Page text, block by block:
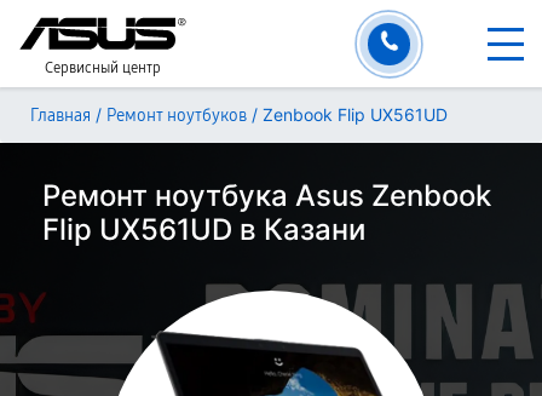
Сервисный центр
Главная / Ремонт ноутбуков / Zenbook Flip UX561UD
Ремонт ноутбука Asus Zenbook
Flip UX561UD в Казани